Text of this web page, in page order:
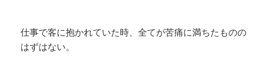
仕事で客に抱かれていた時、全てが苦痛に満ちたものの
はずはない。